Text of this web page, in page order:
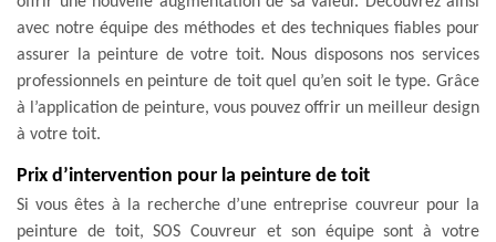
avec notre équipe des méthodes et des techniques fiables pour
assurer la peinture de votre toit. Nous disposons nos services
professionnels en peinture de toit quel qu’en soit le type. Grâce
à l’application de peinture, vous pouvez offrir un meilleur design
à votre toit.
Prix d’intervention pour la peinture de toit
Si vous êtes à la recherche d’une entreprise couvreur pour la
peinture de toit, SOS Couvreur et son équipe sont à votre